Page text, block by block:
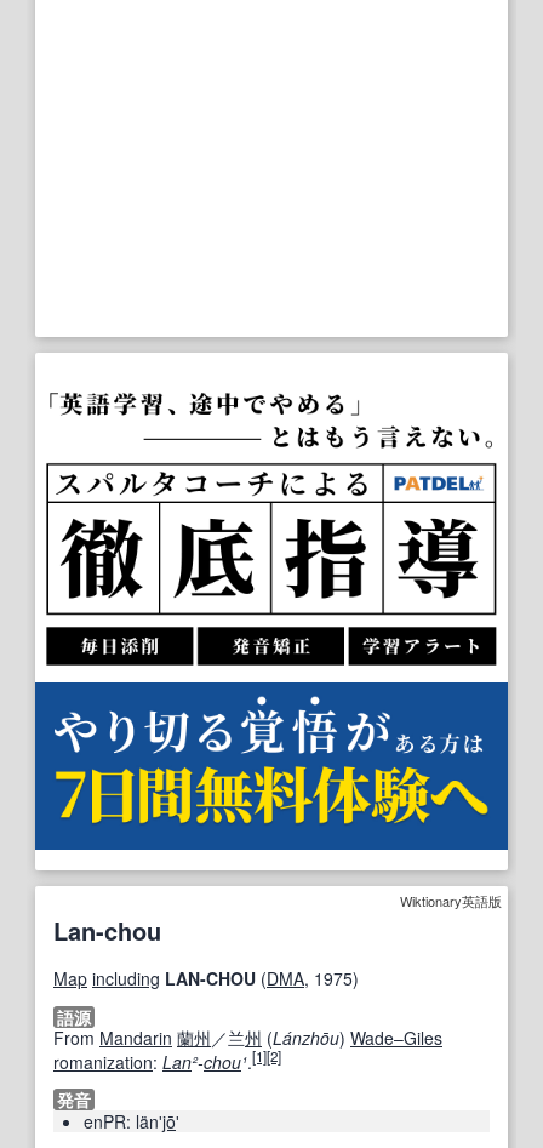
Wiktionary英語版
Lan-chou
Map including LAN-CHOU (DMA, 1975)
語源
From Mandarin 蘭州 ／兰州 (Lánzhōu) Wade–Giles
romanization: Lan²-chou¹.[1][2]
発音
enPR: länʹjōʹ